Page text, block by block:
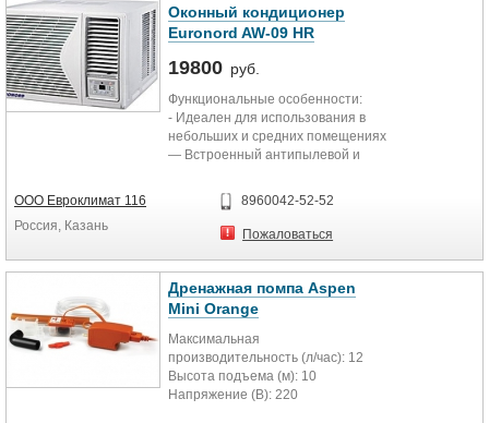
подвержен коррозии.
● Датчик уровня конденсата.
● Дренажный насос (опция).
● Фильтр (опция).
снизу и сбоку.
● Max перепад высот 15 м, max
длина трассы 50 м.
● Возможность притока свежего
● Возможность увеличения напора.
● Низкий уровень шума благодаря
центробежному вентилятору – 34
● Возможность подключения
детектора карты доступа (для
гостиниц).
пожарной сигнализации (датчик
дыма).
● Функция I feel.
● Функция Smart Defrost.
Оконный кондиционер
Euronord AW-09 HR
19800 руб.
Функциональные особенности:
- Идеален для использования в
небольших и средних помещениях
― Встроенный антипылевой и
― Выгодное соотношение цена/
качество
― Надежная моноблочная
монтажа (кондиционер может быть
установлен самостоятельно, без
потери гарантийных обязательств)
ООО Евроклимат 116
Россия, Казань
8960042-52-52
Пожаловаться
Дренажная помпа Aspen
Mini Orange
Максимальная
производительность (л/час): 12
Высота подъема (м): 10
Напряжение (В): 220